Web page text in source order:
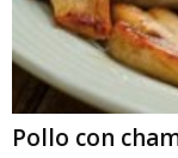
Pollo con